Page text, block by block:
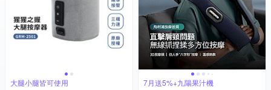
大腿小腿皆可使用 7月送5%+九陽果汁機